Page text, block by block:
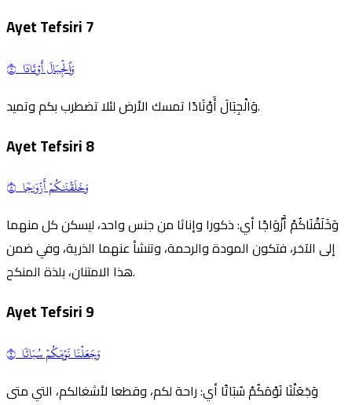
Ayet Tefsiri7
وَٱلۡجِبَالَ أَوۡتَادٗا ٧
وَالْجِبَالَ أَوْتَادًا تمسك الأرض لئلا تضطرب بكم وتميد.
Ayet Tefsiri8
وَخَلَقۡنَٰكُمۡ أَزۡوَٰجٗا ٨
وَخَلَقْنَاكُمْ أَزْوَاجًا أي: ذكورا وإناثا من جنس واحد، ليسكن كل منهما
إلى الآخر، فتكون المودة والرحمة، وتنشأ عنهما الذرية، وفي ضمن
هذا الامتنان، بلذة المنكح.
Ayet Tefsiri9
وَجَعَلۡنَا نَوۡمَكُمۡ سُبَاتٗا ٩
وَجَعَلْنَا نَوْمَكُمْ سُبَاتًا أي: راحة لكم، وقطعا لأشغالكم، التي متى